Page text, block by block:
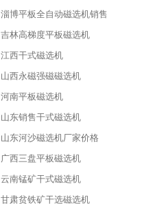
淄博平板全自动磁选机销售
吉林高梯度平板磁选机
江西干式磁选机
山西永磁强磁磁选机
河南平板磁选机
山东销售干式磁选机
山东河沙磁选机厂家价格
广西三盘平板磁选机
云南锰矿干式磁选机
甘肃贫铁矿干选磁选机